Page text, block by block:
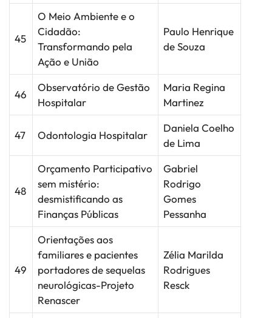
45
O Meio Ambiente e o
Cidadão:
Transformando pela
Ação e União
Paulo Henrique
de Souza
46
Observatório de Gestão
Hospitalar
Maria Regina
Martinez
47 Odontologia Hospitalar
Daniela Coelho
de Lima
48
Orçamento Participativo
sem mistério:
desmistificando as
Finanças Públicas
Gabriel
Rodrigo
Gomes
Pessanha
49
Orientações aos
familiares e pacientes
portadores de sequelas
neurológicas-Projeto
Renascer
Zélia Marilda
Rodrigues
Resck